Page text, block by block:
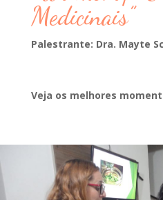
Medicinais”
Palestrante: Dra. Mayte
Veja os melhores